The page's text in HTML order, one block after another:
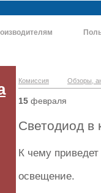
Комиссия Обзоры,
15 февраля
Светодиод в
К чему
освещение.